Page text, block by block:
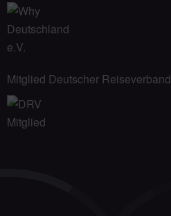
Mitglied Deutscher Reiseverband